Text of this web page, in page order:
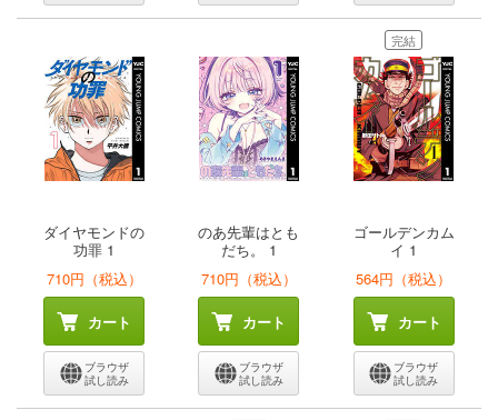
ダイヤモンドの
功罪 1
710円（税込）
カート
ブラウザ
試し読み
のあ先輩はとも
だち。 1
710円（税込）
カート
ブラウザ
試し読み
完結
ゴールデンカム
イ 1
564円（税込）
カート
ブラウザ
試し読み